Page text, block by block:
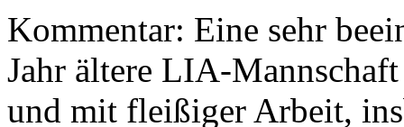
Kommentar: Eine sehr
Jahr ältere LIA-
und mit fleißiger Arbeit,